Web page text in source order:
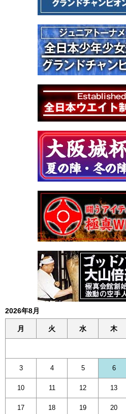
2026年8月
月 火 水 木
3 4 5 6
10 11 12 13
17 18 19 20